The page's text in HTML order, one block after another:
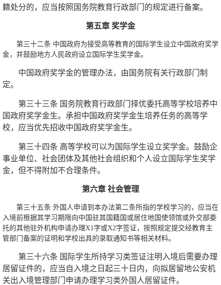
籍处分的，应当按照国务院教育行政部门的规定进行备案。
第五章 奖学金
第三十二条 中国政府为接受高等教育的国际学生设立中国政府奖学
金，并鼓励地方人民政府设立国际学生奖学金。
中国政府奖学金的管理办法，由国务院有关行政部门制
定。
第三十三条 国务院教育行政部门择优委托高等学校培养中
国政府奖学金生。承担中国政府奖学金生培养任务的高等学
校，应当优先招收中国政府奖学金生。
第三十四条 高等学校可以为国际学生设立奖学金。鼓励企
事业单位、社会团体及其他社会组织和个人设立国际学生奖学
金，但不得附加不合理条件。
第六章 社会管理
第三十五条 外国人申请到本办法第二条所指的学校学习的，应当在
入境前根据其学习期限向中国驻其国籍国或居住地国使领馆或外交部委
托的其他驻外机构申请办理X1字或X2字签证，按照规定提交经教育主
管部门备案的证明和学校出具的录取通知书等相关材料。
第三十六条 国际学生所持学习类签证注明入境后需要办理
居留证件的，应当自入境之日起三十日内，向拟居留地公安机
关出入境管理部门申请办理学习类外国人居留证件。